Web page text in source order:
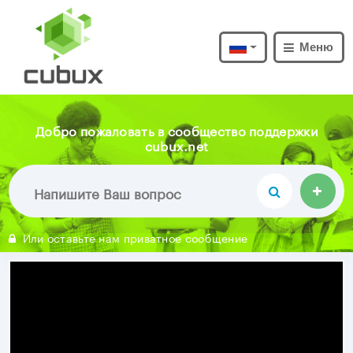
Меню
Добро пожаловать в сообщество поддержки
cubux.net
Или оставьте нам приватное сообщение